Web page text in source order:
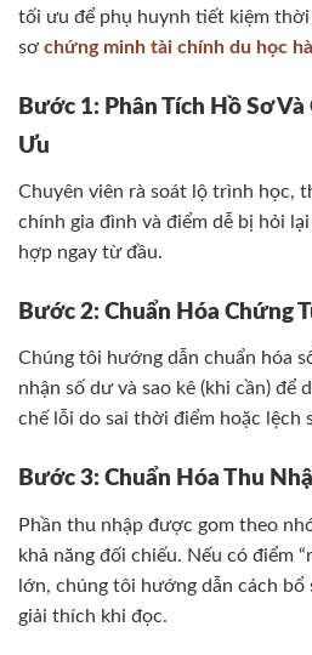
tối ưu để phụ huynh tiết kiệm thời
sơ chứng minh tài chính du học
Bước 1: Phân Tích Hồ Sơ
Ưu
Chuyên viên rà soát lộ trình học,
chính gia đình và điểm dễ bị hỏi
hợp ngay từ đầu.
Bước 2: Chuẩn Hóa Chứng
Chúng tôi hướng dẫn chuẩn hóa
nhận số dư và sao kê (khi cần) để
chế lỗi do sai thời điểm hoặc lệch
Bước 3: Chuẩn Hóa Thu
Phần thu nhập được gom theo
khả năng đối chiếu. Nếu có điểm
lớn, chúng tôi hướng dẫn cách
giải thích khi đọc.